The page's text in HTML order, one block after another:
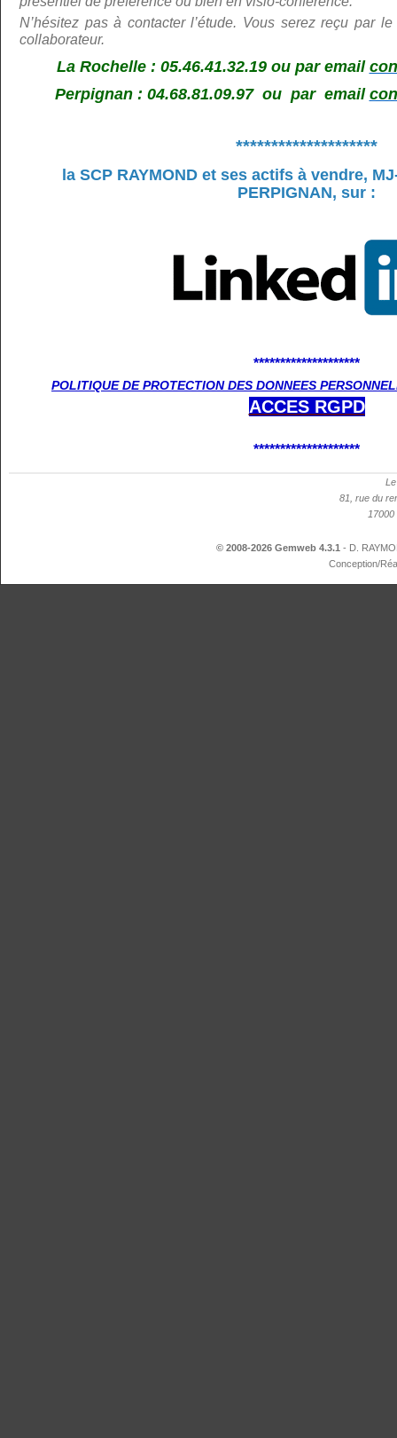
N’hésitez pas à contacter l’étude. Vous serez reçu par
collaborateur.
La Rochelle : 05.46.41.32.19 ou par email
Perpignan : 04.68.81.09.97 ou par email
********************
la SCP RAYMOND et ses actifs à vendre,
PERPIGNAN, sur :
********************
POLITIQUE DE PROTECTION DES DONNEES
ACCESRGPD
********************
81, rue du
17000
© 2008-2026 Gemweb 4.3.1 - D.
Conception/